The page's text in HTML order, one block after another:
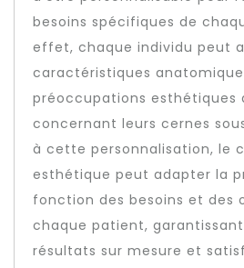
besoins spécifiques de
effet, chaque individu peut
caractéristiques
préoccupations esthétiques
concernant leurs cernes
à cette personnalisation, le
esthétique peut adapter la
fonction des besoins et des
chaque patient,
résultats sur mesure et